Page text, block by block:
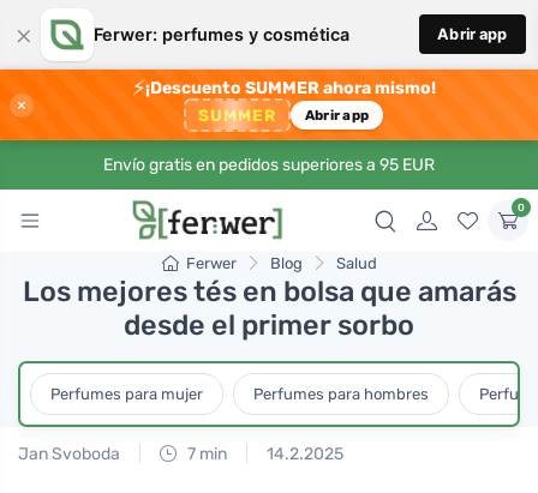
× Ferwer: perfumes y cosmética Abrir app
×
⚡¡Descuento SUMMER ahora mismo!
SUMMER Abrir app
Envío gratis en pedidos superiores a 95 EUR
0
Ferwer Blog Salud
Los mejores tés en bolsa que amarás
desde el primer sorbo
Perfumes para mujer Perfumes para hombres
Jan Svoboda 7 min 14.2.2025